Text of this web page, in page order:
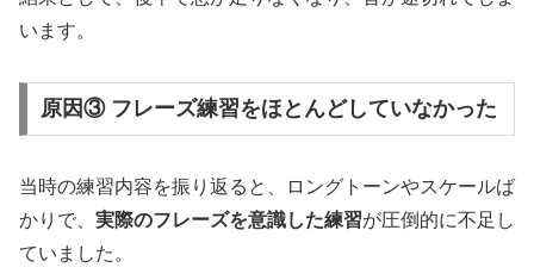
います。
原因③ フレーズ練習をほとんどしていなかった
当時の練習内容を振り返ると、ロングトーンやスケールば
かりで、 実際のフレーズを意識した練習が圧倒的に不足し
ていました。